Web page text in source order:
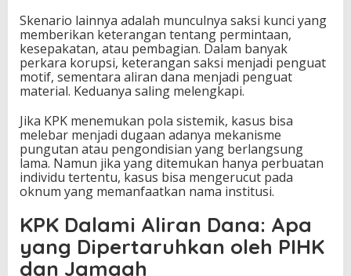
Skenario lainnya adalah munculnya saksi kunci yang
memberikan keterangan tentang permintaan,
kesepakatan, atau pembagian. Dalam banyak
perkara korupsi, keterangan saksi menjadi penguat
motif, sementara aliran dana menjadi penguat
material. Keduanya saling melengkapi.
Jika KPK menemukan pola sistemik, kasus bisa
melebar menjadi dugaan adanya mekanisme
pungutan atau pengondisian yang berlangsung
lama. Namun jika yang ditemukan hanya perbuatan
individu tertentu, kasus bisa mengerucut pada
oknum yang memanfaatkan nama institusi.
KPK Dalami Aliran Dana: Apa
yang Dipertaruhkan oleh PIHK
dan Jamaah